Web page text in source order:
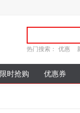
热门搜索： 优惠
限时抢购 优惠券